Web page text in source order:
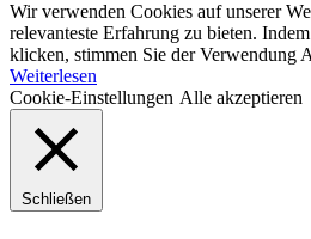
Wir verwenden Cookies auf unserer
relevanteste Erfahrung zu bieten.
klicken, stimmen Sie der Verwendung
Weiterlesen
Cookie-Einstellungen Alle akzeptieren
Schließen